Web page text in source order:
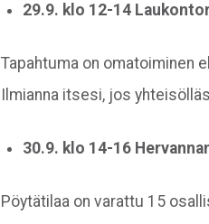
29.9. klo 12-14
Tapahtuma on omatoiminen
Ilmianna itsesi, jos
30.9. klo 14-16
Pöytätilaa on varattu 15